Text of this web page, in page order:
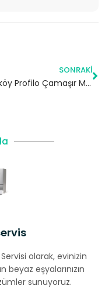
SONRAKI
Kadıköy Profilo Çamaşır Makinesi Servisi
olarak, evinizin
eşyalarınızın
sunuyoruz.